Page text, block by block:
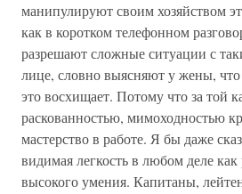
манипулируют своим хозяйством
как в коротком телефонном
разрешают сложные ситуации с
лице, словно выясняют у жены, что
это восхищает. Потому что за той
раскованностью, мимоходностью
мастерство в работе. Я бы даже
видимая легкость в любом деле как
высокого умения. Капитаны,